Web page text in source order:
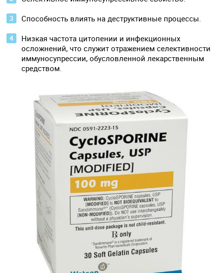
Способность влиять на деструктивные процессы.
Низкая частота цитопении и инфекционных
осложнений, что служит отражением селективности
иммуносупрессии, обусловленной лекарственным
средством.